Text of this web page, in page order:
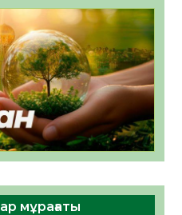
мұрағаты